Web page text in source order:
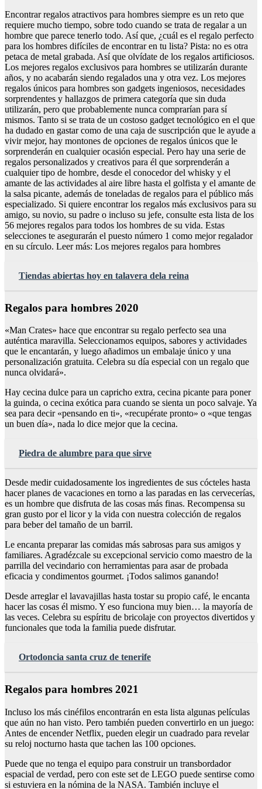
Encontrar regalos atractivos para hombres siempre es un reto que
requiere mucho tiempo, sobre todo cuando se trata de regalar a un
hombre que parece tenerlo todo. Así que, ¿cuál es el regalo perfecto
para los hombres difíciles de encontrar en tu lista? Pista: no es otra
petaca de metal grabada. Así que olvídate de los regalos artificiosos.
Los mejores regalos exclusivos para hombres se utilizarán durante
años, y no acabarán siendo regalados una y otra vez. Los mejores
regalos únicos para hombres son gadgets ingeniosos, necesidades
sorprendentes y hallazgos de primera categoría que sin duda
utilizarán, pero que probablemente nunca comprarían para sí
mismos. Tanto si se trata de un costoso gadget tecnológico en el que
ha dudado en gastar como de una caja de suscripción que le ayude a
vivir mejor, hay montones de opciones de regalos únicos que le
sorprenderán en cualquier ocasión especial. Pero hay una serie de
regalos personalizados y creativos para él que sorprenderán a
cualquier tipo de hombre, desde el conocedor del whisky y el
amante de las actividades al aire libre hasta el golfista y el amante de
la salsa picante, además de toneladas de regalos para el público más
especializado. Si quiere encontrar los regalos más exclusivos para su
amigo, su novio, su padre o incluso su jefe, consulte esta lista de los
56 mejores regalos para todos los hombres de su vida. Estas
selecciones te asegurarán el puesto número 1 como mejor regalador
en su círculo. Leer más: Los mejores regalos para hombres
Tiendas abiertas hoy en talavera dela reina
Regalos para hombres 2020
«Man Crates» hace que encontrar su regalo perfecto sea una
auténtica maravilla. Seleccionamos equipos, sabores y actividades
que le encantarán, y luego añadimos un embalaje único y una
personalización gratuita. Celebra su día especial con un regalo que
nunca olvidará».
Hay cecina dulce para un capricho extra, cecina picante para poner
la guinda, o cecina exótica para cuando se sienta un poco salvaje. Ya
sea para decir «pensando en ti», «recupérate pronto» o «que tengas
un buen día», nada lo dice mejor que la cecina.
Piedra de alumbre para que sirve
Desde medir cuidadosamente los ingredientes de sus cócteles hasta
hacer planes de vacaciones en torno a las paradas en las cervecerías,
es un hombre que disfruta de las cosas más finas. Recompensa su
gran gusto por el licor y la vida con nuestra colección de regalos
para beber del tamaño de un barril.
Le encanta preparar las comidas más sabrosas para sus amigos y
familiares. Agradézcale su excepcional servicio como maestro de la
parrilla del vecindario con herramientas para asar de probada
eficacia y condimentos gourmet. ¡Todos salimos ganando!
Desde arreglar el lavavajillas hasta tostar su propio café, le encanta
hacer las cosas él mismo. Y eso funciona muy bien… la mayoría de
las veces. Celebra su espíritu de bricolaje con proyectos divertidos y
funcionales que toda la familia puede disfrutar.
Ortodoncia santa cruz de tenerife
Regalos para hombres 2021
Incluso los más cinéfilos encontrarán en esta lista algunas películas
que aún no han visto. Pero también pueden convertirlo en un juego:
Antes de encender Netflix, pueden elegir un cuadrado para revelar
su reloj nocturno hasta que tachen las 100 opciones.
Puede que no tenga el equipo para construir un transbordador
espacial de verdad, pero con este set de LEGO puede sentirse como
si estuviera en la nómina de la NASA. También incluye el